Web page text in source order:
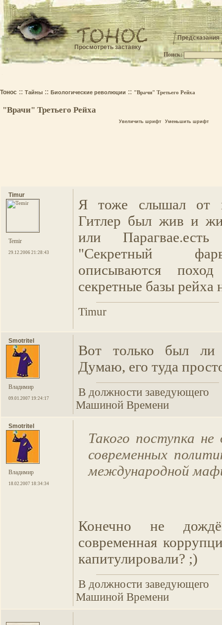
Предсказания
Поиск:
Тонос :: Тайны :: Биологические революции :: "Врачи" Третьего Рейха
"Врачи" Третьего Рейха
Увеличить шрифт Уменьшить шрифт
Timur
Temir
29.12.2006 21:28:43
Я тоже слышал от
Гитлер был жив и
или
"Секретный
описываются
секретные базы рейха
Timur
Smotritel
Владимир
09.01.2007 19:24:17
Вот только был ли
Думаю, его туда
В должности заведующего
Машиной Времени
Smotritel
Владимир
18.02.2007 18:34:34
Такого поступка
современных
международной
Конечно не
современная
капитулировали? ;)
В должности заведующего
Машиной Времени
Просмотреть заставку